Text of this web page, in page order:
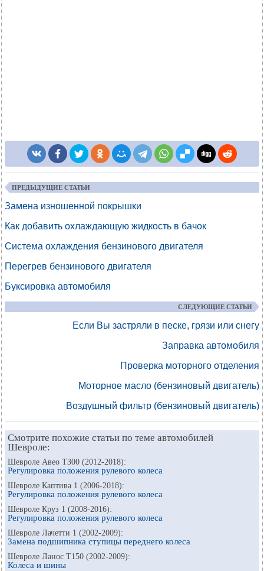
ПРЕДЫДУЩИЕ СТАТЬИ
Замена изношенной покрышки
Как добавить охлаждающую жидкость в бачок
Система охлаждения бензинового двигателя
Перегрев бензинового двигателя
Буксировка автомобиля
СЛЕДУЮЩИЕ СТАТЬИ
Если Вы застряли в песке, грязи или снегу
Заправка автомобиля
Проверка моторного отделения
Моторное масло (бензиновый двигатель)
Воздушный фильтр (бензиновый двигатель)
Смотрите похожие статьи по теме автомобилей
Шевроле:
Шевроле Авео Т300 (2012-2018):
Регулировка положения рулевого колеса
Шевроле Каптива 1 (2006-2018):
Регулировка положения рулевого колеса
Шевроле Круз 1 (2008-2016):
Регулировка положения рулевого колеса
Шевроле Лачетти 1 (2002-2009):
Замена подшипника ступицы переднего колеса
Шевроле Ланос Т150 (2002-2009):
Колеса и шины